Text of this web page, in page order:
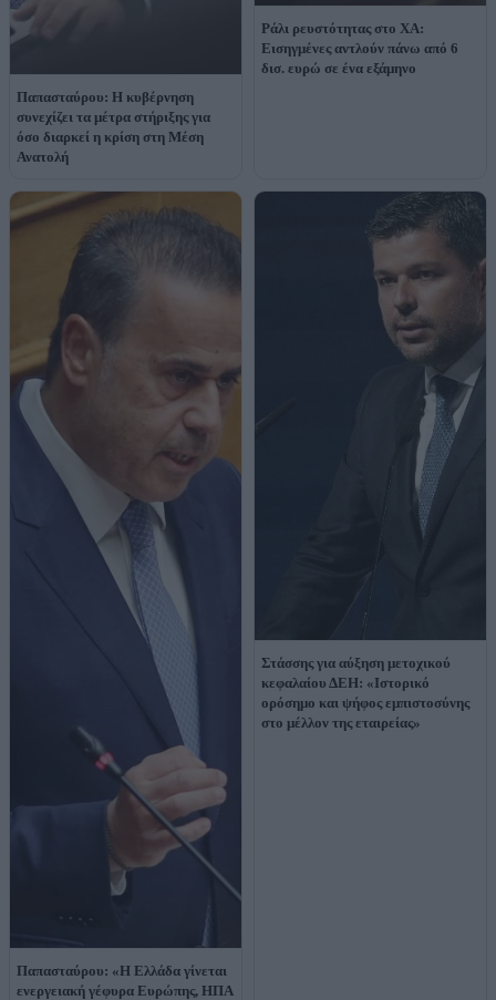
Παπασταύρου: Η κυβέρνηση
συνεχίζει τα μέτρα στήριξης για
όσο διαρκεί η κρίση στη Μέση
Ανατολή
Ράλι ρευστότητας στο ΧΑ:
Εισηγμένες αντλούν πάνω από 6
δισ. ευρώ σε ένα εξάμηνο
Παπασταύρου: «Η Ελλάδα γίνεται
ενεργειακή γέφυρα Ευρώπης, ΗΠΑ
Στάσσης για αύξηση μετοχικού
κεφαλαίου ΔΕΗ: «Ιστορικό
ορόσημο και ψήφος εμπιστοσύνης
στο μέλλον της εταιρείας»